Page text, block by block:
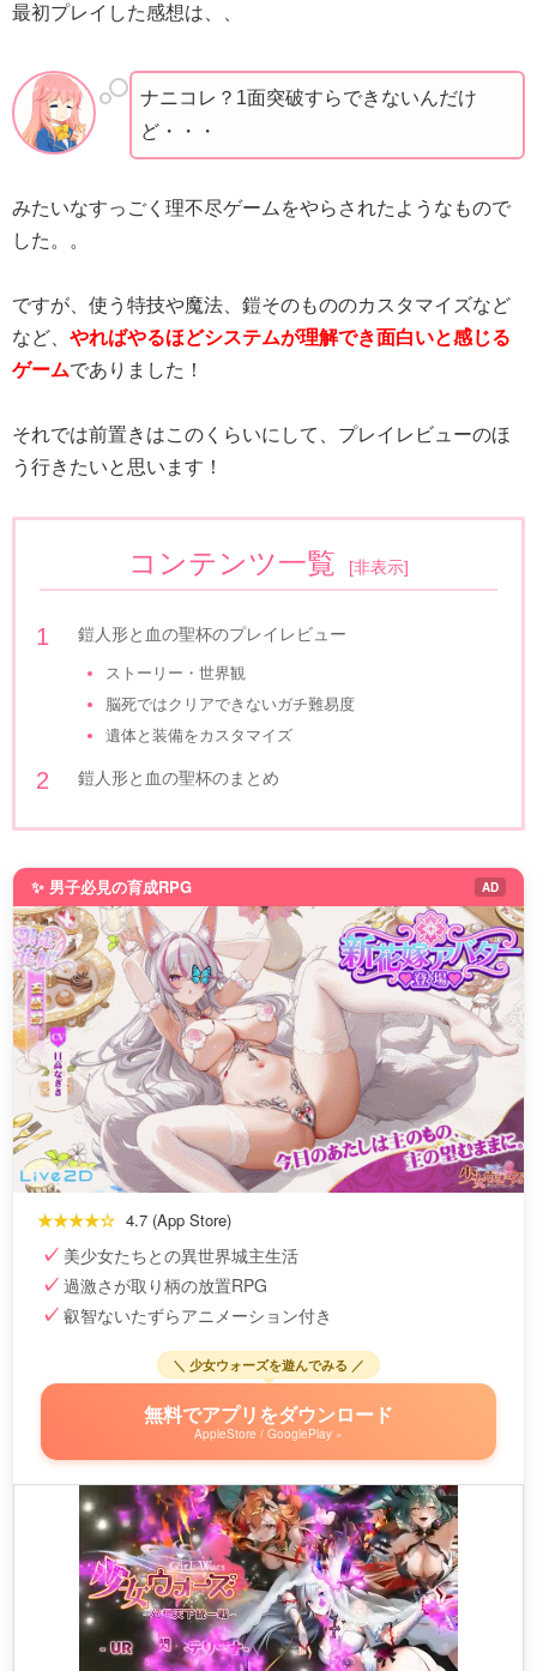
最初プレイした感想は、、
ナニコレ？1面突破すらできないんだけ
ど・・・
みたいなすっごく理不尽ゲームをやらされたようなもので
した。。
ですが、使う特技や魔法、鎧そのもののカスタマイズなど
など、 やればやるほどシステムが理解でき面白いと感じる
ゲームでありました！
それでは前置きはこのくらいにして、プレイレビューのほ
う行きたいと思います！
コンテンツ一覧 [非表示]
鎧人形と血の聖杯のプレイレビュー
ストーリー・世界観
脳死ではクリアできないガチ難易度
遺体と装備をカスタマイズ
鎧人形と血の聖杯のまとめ
✨ 男子必見の育成RPG AD
★★★★☆ 4.7 (App Store)
美少女たちとの異世界城主生活
過激さが取り柄の放置RPG
叡智ないたずらアニメーション付き
＼ 少女ウォーズを遊んでみる ／
無料でアプリをダウンロード
AppleStore / GooglePlay »